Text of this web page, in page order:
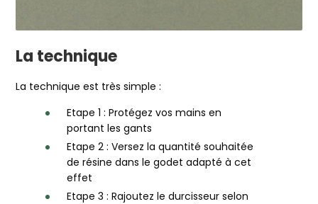
La technique
La technique est très simple :
Etape 1 : Protégez vos mains en
portant les gants
Etape 2 : Versez la quantité souhaitée
de résine dans le godet adapté à cet
effet
Etape 3 : Rajoutez le durcisseur selon